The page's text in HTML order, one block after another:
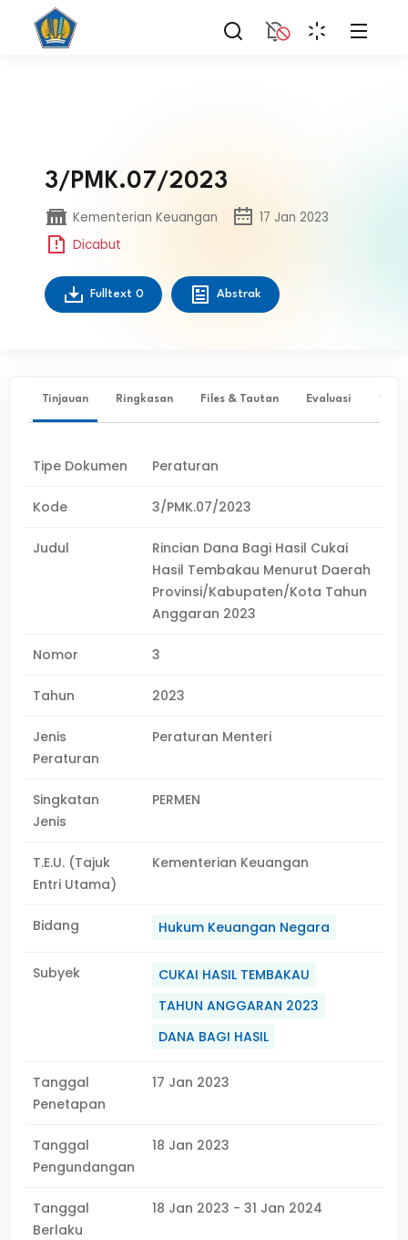
3/PMK.07/2023
Kementerian Keuangan
17 Jan 2023
Dicabut
Fulltext 0 Abstrak
Tinjauan Ringkasan Files & Tautan Evaluasi ✨
Tipe Dokumen Peraturan
Kode 3/PMK.07/2023
Judul
Rincian Dana Bagi Hasil Cukai
Hasil Tembakau Menurut Daerah
Provinsi/Kabupaten/Kota Tahun
Anggaran 2023
Nomor 3
Tahun 2023
Jenis
Peraturan
Peraturan Menteri
Singkatan
Jenis
PERMEN
T.E.U. (Tajuk
Entri Utama)
Kementerian Keuangan
Bidang Hukum Keuangan Negara
Subyek
CUKAI HASIL TEMBAKAU
TAHUN ANGGARAN 2023
DANA BAGI HASIL
Tanggal
Penetapan
17 Jan 2023
Tanggal
Pengundangan
18 Jan 2023
Tanggal
Berlaku
18 Jan 2023 - 31 Jan 2024